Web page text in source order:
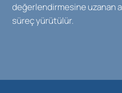
değerlendirmesine uzanan
süreç yürütülür.